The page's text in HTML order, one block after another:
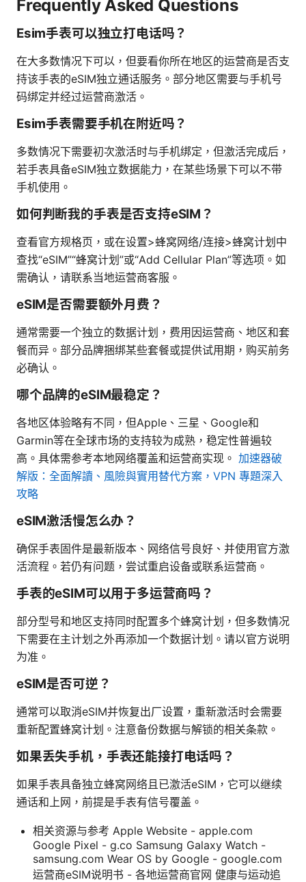
Frequently Asked Questions
Esim手表可以独立打电话吗？
在大多数情况下可以，但要看你所在地区的运营商是否支
持该手表的eSIM独立通话服务。部分地区需要与手机号
码绑定并经过运营商激活。
Esim手表需要手机在附近吗？
多数情况下需要初次激活时与手机绑定，但激活完成后，
若手表具备eSIM独立数据能力，在某些场景下可以不带
手机使用。
如何判断我的手表是否支持eSIM？
查看官方规格页，或在设置>蜂窝网络/连接>蜂窝计划中
查找“eSIM”“蜂窝计划”或“Add Cellular Plan”等选项。如
需确认，请联系当地运营商客服。
eSIM是否需要额外月费？
通常需要一个独立的数据计划，费用因运营商、地区和套
餐而异。部分品牌捆绑某些套餐或提供试用期，购买前务
必确认。
哪个品牌的eSIM最稳定？
各地区体验略有不同，但Apple、三星、Google和
Garmin等在全球市场的支持较为成熟，稳定性普遍较
高。具体需参考本地网络覆盖和运营商实现。 加速器破
解版：全面解讀、風險與實用替代方案，VPN 專題深入
攻略
eSIM激活慢怎么办？
确保手表固件是最新版本、网络信号良好、并使用官方激
活流程。若仍有问题，尝试重启设备或联系运营商。
手表的eSIM可以用于多运营商吗？
部分型号和地区支持同时配置多个蜂窝计划，但多数情况
下需要在主计划之外再添加一个数据计划。请以官方说明
为准。
eSIM是否可逆？
通常可以取消eSIM并恢复出厂设置，重新激活时会需要
重新配置蜂窝计划。注意备份数据与解锁的相关条款。
如果丢失手机，手表还能接打电话吗？
如果手表具备独立蜂窝网络且已激活eSIM，它可以继续
通话和上网，前提是手表有信号覆盖。
相关资源与参考 Apple Website - apple.com
Google Pixel - g.co Samsung Galaxy Watch -
samsung.com Wear OS by Google - google.com
运营商eSIM说明书 - 各地运营商官网 健康与运动追